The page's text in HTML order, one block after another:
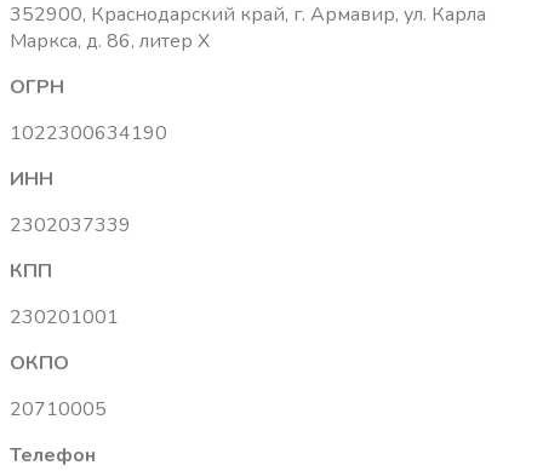
352900, Краснодарский край, г. Армавир, ул. Карла
Маркса, д. 86, литер Х
ОГРН
1022300634190
ИНН
2302037339
КПП
230201001
ОКПО
20710005
Телефон